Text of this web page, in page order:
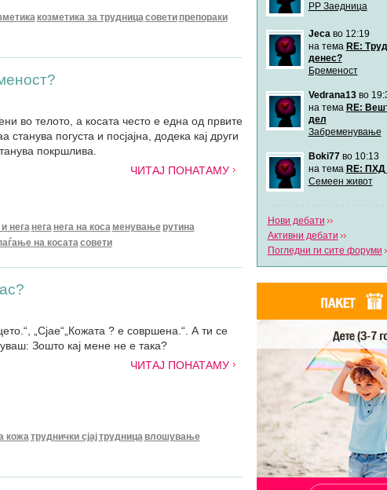
козметика за трудницасовети препораки
во телото, а косата често е една од првите
погуста и посјајна, додека кај други
покршлива.
ЧИТАЈ ПОНАТАМУ
нега нега нега на коса менување рутина
на косатасовети
„Сјае“„Кожата ? е совршена.“. А ти се
Зошто кај мене не е така?
ЧИТАЈ ПОНАТАМУ
кожатруднички сјајтрудница влошување
РР Заедница
Jecaво 12:19
на тема RE:
денес?
Бременост
Vedrana13во
на тема RE:
дел
Забременување
Boki77во 10:13
на тема RE:
Семеен живот
Нови дебати
Активни дебати
Погледни ги сите форуми